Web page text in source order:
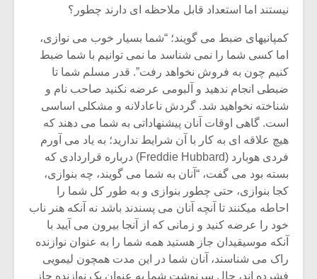
نیستند اما استعداد قابل ملاحظه ای دارند چطور؟
کمپانیهای ضبط می گویند؛ “شما بسیار خوب می نوازی،
اما کسی شما را نمی شناسد ما نمی توانیم با شما ضبط
کنیم چون به فروش نخواهد رفت”. قدر مسلم شما تا
ضبطی انجام ندهید و آلبومی عرضه نکنید صاحب نام و
شناخته نخواهید شد. گردش ناعادلانه و مشکلی اساسی
است. گاهی اوقات آنان پیشنهاداتی به شما می دهند که
هیچ علاقه ای به کار با آن شرایط ندارید؛ به یاد می آورم
فردی هوبارد (Freddie Hubbard) درباره قراردادی که
بسته بود می گفت، “آنان به شما می گویند، چه بنوازی،
کجا بنوازی، حتی چطور بنوازی و به طور کل شما را
احاطه میکنند تا آنچه آنان می پسندند باشد نه آنکه هنر ناب
خود را عرضه کنید و زمانی که از آنجا بیرون می آیید با
آنکه موسیقیدان جاز هستید همه شما را به عنوان نوازنده
راک می شناسند، آنان شما در این مدت همچون لیمویی
فشرده اند، حال سرنوشت شما به عنوان یک نوازنده جاز